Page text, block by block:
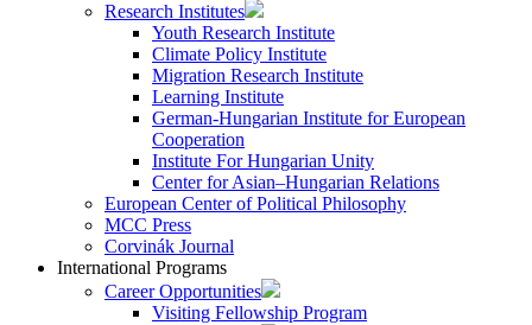
Research Institutes
Youth Research Institute
Climate Policy Institute
Migration Research Institute
Learning Institute
German-Hungarian Institute for European
Cooperation
Institute For Hungarian Unity
Center for Asian–Hungarian Relations
European Center of Political Philosophy
MCC Press
Corvinák Journal
International Programs
Career Opportunities
Visiting Fellowship Program